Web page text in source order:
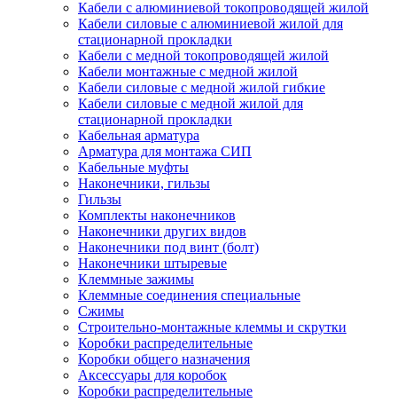
Кабели с алюминиевой токопроводящей жилой
Кабели силовые с алюминиевой жилой для
стационарной прокладки
Кабели с медной токопроводящей жилой
Кабели монтажные с медной жилой
Кабели силовые с медной жилой гибкие
Кабели силовые с медной жилой для
стационарной прокладки
Кабельная арматура
Арматура для монтажа СИП
Кабельные муфты
Наконечники, гильзы
Гильзы
Комплекты наконечников
Наконечники других видов
Наконечники под винт (болт)
Наконечники штыревые
Клеммные зажимы
Клеммные соединения специальные
Сжимы
Строительно-монтажные клеммы и скрутки
Коробки распределительные
Коробки общего назначения
Аксессуары для коробок
Коробки распределительные